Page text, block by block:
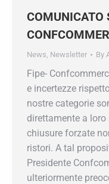
COMUNICATO
News Newsletter By
Fipe-
perplessità e
riaperture. Le
pagare colpe non
esasperate da
da giusti e degni
Dominidiato
VdA si dimostra